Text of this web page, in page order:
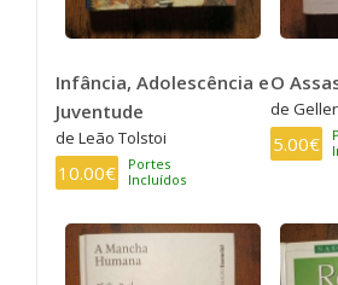
Infância, Adolescência e
Juventude
de Leão Tolstoi
10.00€
Portes
Incluídos
O
de
5.00€